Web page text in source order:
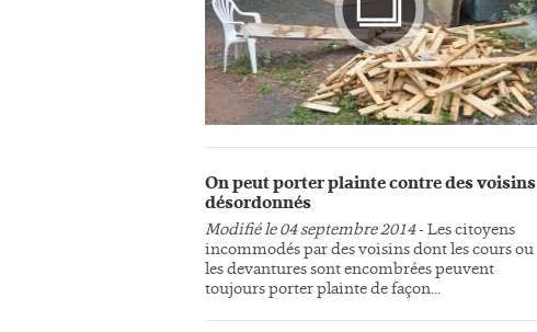
Photo
On peut porter plainte contre des voisins
désordonnés
Modifié le 04 septembre 2014- Les citoyens
incommodés par des voisins dont les cours ou
les devantures sont encombrées peuvent
toujours porter plainte de façon...